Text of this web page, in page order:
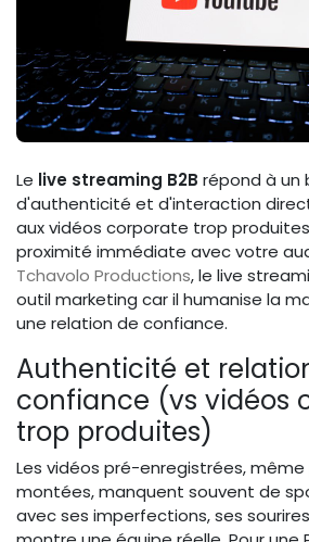
Le live streaming B2B répond à un
d'authenticité et d'interaction
aux vidéos corporate trop
proximité immédiate avec votre
Tchavolo Productions, le live
outil marketing car il humanise la
une relation de confiance.
Authenticité et
confiance (vs vidéos
trop produites)
Les vidéos pré-enregistrées,
montées, manquent souvent de
avec ses imperfections, ses